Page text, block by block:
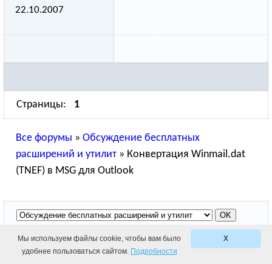
22.10.2007
Страницы: 1
Все форумы »Обсуждение бесплатных
расширений и утилит » Конвертация Winmail.dat
(TNEF) в MSG для Outlook
© 2010-2026 Relief Software. Все права защищены.
X
Мы используем файлы cookie, чтобы вам было
удобнее пользоваться сайтом. Подробности